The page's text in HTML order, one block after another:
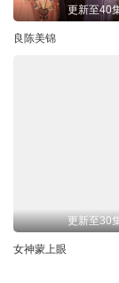
更新至40
良陈美锦
更新至30
女神蒙上眼